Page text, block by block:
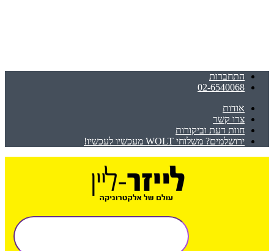
התחברות
02-6540068
אודות
צרו קשר
חוות דעת וביקורות
ירושלמים? משלוחי WOLT מעכשיו לעכשיו!